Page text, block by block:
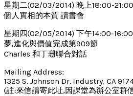
星期二(02/03/2014) 晚上18:00-21:00
個人實相的本質 讀書會
星期四(02/05/2014) 下午14:00-16:00
夢,進化與價值完成第909節
Charles 和丁珊聯合對話
Mailing Address:
1325 S. Johnson Dr. Industry, CA
(註:來信請寄此址,因課堂為辦公室群